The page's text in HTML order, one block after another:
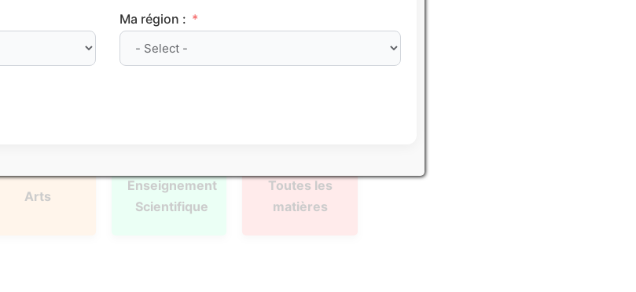
Philosophie
Arts
Enseignement
Scientifique
Toutes les
matières
Ma région :